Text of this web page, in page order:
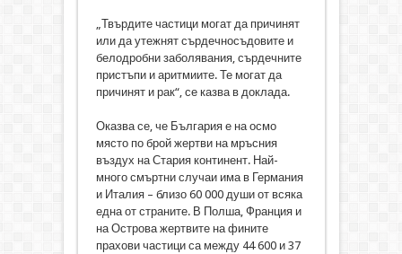
„Твърдите частици могат да причинят
или да утежнят сърдечносъдовите и
белодробни заболявания, сърдечните
пристъпи и аритмиите. Те могат да
причинят и рак“, се казва в доклада.
Оказва се, че България е на осмо
място по брой жертви на мръсния
въздух на Стария континент. Най-
много смъртни случаи има в Германия
и Италия – близо 60 000 души от всяка
една от страните. В Полша, Франция и
на Острова жертвите на фините
прахови частици са между 44 600 и 37